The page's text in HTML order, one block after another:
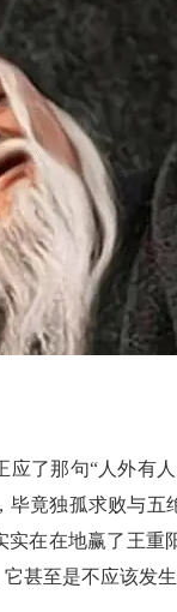
了那句“人外有
竟独孤求败与五
在在地赢了王重
甚至是不应该发